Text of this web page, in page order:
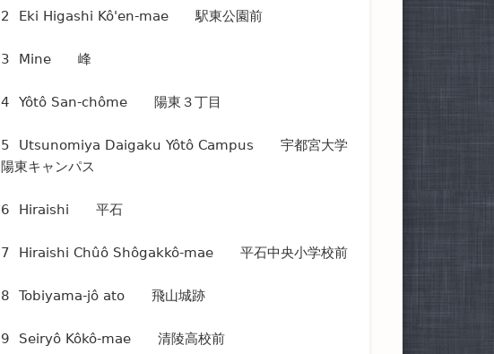
2 Eki Higashi Kô'en-mae 駅東公園前
3 Mine 峰
4 Yôtô San-chôme 陽東３丁目
5 Utsunomiya Daigaku Yôtô Campus 宇都宮大学
陽東キャンパス
6 Hiraishi 平石
7 Hiraishi Chûô Shôgakkô-mae 平石中央小学校前
8 Tobiyama-jô ato 飛山城跡
9 Seiryô Kôkô-mae 清陵高校前